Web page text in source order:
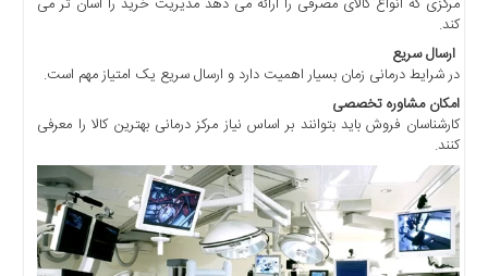
کند.
ارسال سریع
در شرایط درمانی زمان بسیار اهمیت دارد و ارسال سریع یک امتیاز مهم است.
امکان مشاوره تخصصی
کارشناسان فروش باید بتوانند بر اساس نیاز مرکز درمانی بهترین کالا را معرفی
کنند.